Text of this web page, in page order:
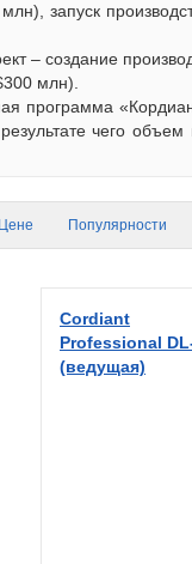
запуск
– создание
млн).
программа
чего объем
Цене Популярности
Cordiant
Professional
(ведущая)